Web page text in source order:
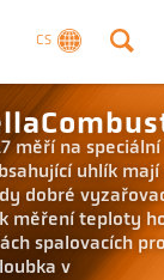
CS
měří na
uhlík mají
dobré
měření teploty
spalovacích
v